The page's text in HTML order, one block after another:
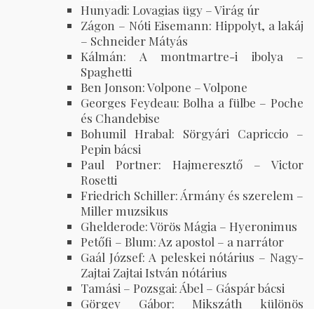
Hunyadi: Lovagias ügy – Virág úr
Zágon – Nóti Eisemann: Hippolyt, a lakáj
– Schneider Mátyás
Kálmán: A montmartre-i ibolya –
Spaghetti
Ben Jonson: Volpone – Volpone
Georges Feydeau: Bolha a fülbe – Poche
és Chandebise
Bohumil Hrabal: Sörgyári Capriccio –
Pepin bácsi
Paul Portner: Hajmeresztő – Victor
Rosetti
Friedrich Schiller: Ármány és szerelem –
Miller muzsikus
Ghelderode: Vörös Mágia – Hyeronimus
Petőfi – Blum: Az apostol – a narrátor
Gaál József: A peleskei nótárius – Nagy-
Zajtai Zajtai István nótárius
Tamási – Pozsgai: Ábel – Gáspár bácsi
Görgey Gábor: Mikszáth különös